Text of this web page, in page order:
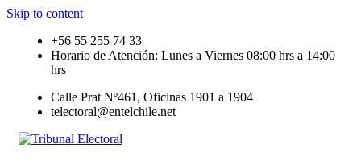
Skip to content
+56 55 255 74 33
Horario de Atención: Lunes a Viernes 08:00 hrs a 14:00
hrs
Calle Prat Nº461, Oficinas 1901 a 1904
telectoral@entelchile.net